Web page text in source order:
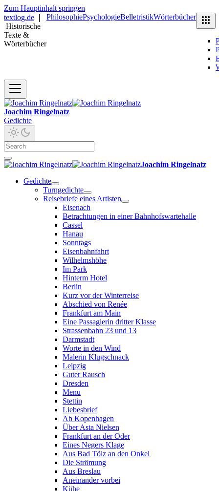
Zum Hauptinhalt springen
textlog.de
Historische
Texte &
Wörterbücher
PhilosophiePsychologieBelletristikWörterbücher
Joachim Ringelnatz
Gedichte
Joachim Ringelnatz
Gedichte
Turngedichte
Reisebriefe eines Artisten
Eisenach
Betrachtungen in einer Bahnhofswartehalle
Cassel
Hanau
Sonntags
Eisenbahnfahrt
Wilhelmshöhe
Im Park
Hinterm Hotel
Berlin
Kurz vor der Winterreise
Abschied von Renée
Frankfurt am Main
Eine Passagierin dritter Klasse
Strassenbahn 23 und 13
Darmstadt
Worte in den Wind
Malerin Klugschnack
Leipzig
Guter Rausch
Dresden
Menu
Stettin
Liebesbrief
Ab Kopenhagen
Über Asta Nielsen
Frankfurt an der Oder
Eines Negers Klage
Aus Bad Tölz an den Onkel
Die Strömung
Aus Breslau
Aneinander vorbei
Kühe